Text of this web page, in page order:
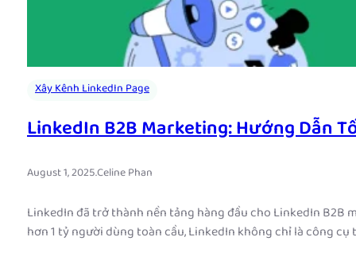
Xây Kênh LinkedIn Page
LinkedIn B2B Marketing: Hướng Dẫn
August 1, 2025.Celine Phan
LinkedIn đã trở thành nền tảng hàng đầu cho LinkedIn
hơn 1 tỷ người dùng toàn cầu, LinkedIn không chỉ là công